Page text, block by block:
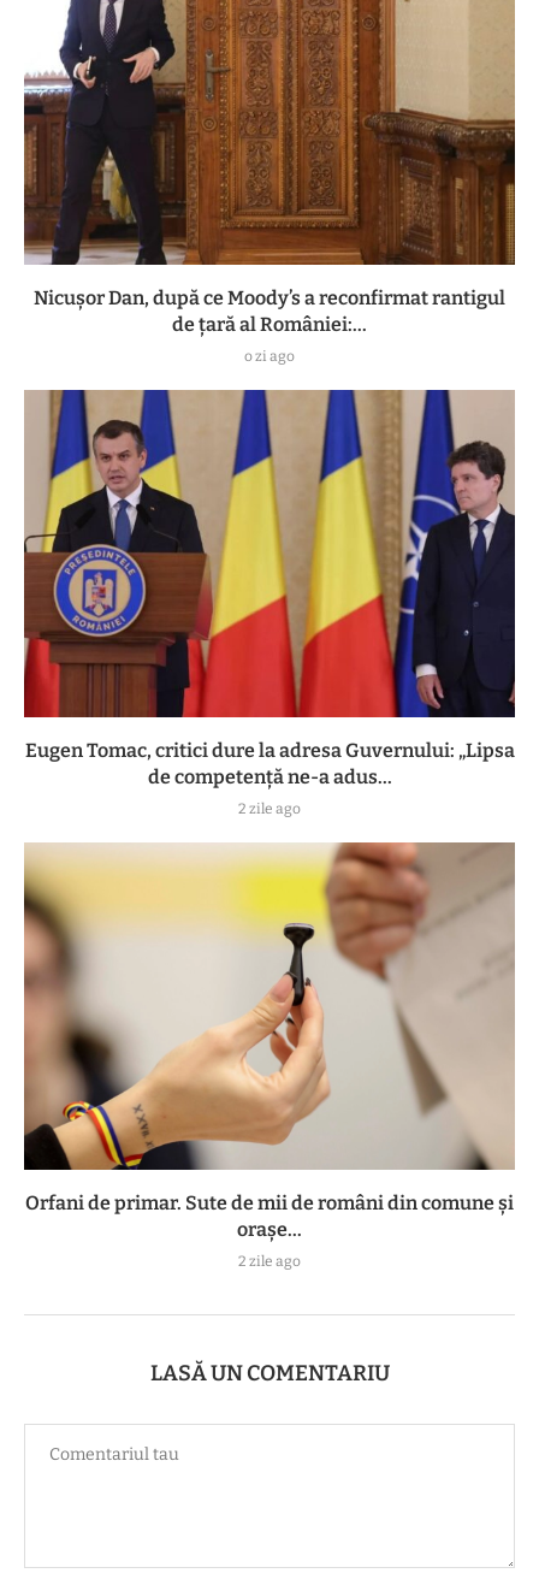
Nicușor Dan, după ce Moody’s a reconfirmat rantigul
de țară al României:...
o zi ago
Eugen Tomac, critici dure la adresa Guvernului: „Lipsa
de competență ne-a adus...
2 zile ago
Orfani de primar. Sute de mii de români din comune și
orașe...
2 zile ago
LASĂ UN COMENTARIU